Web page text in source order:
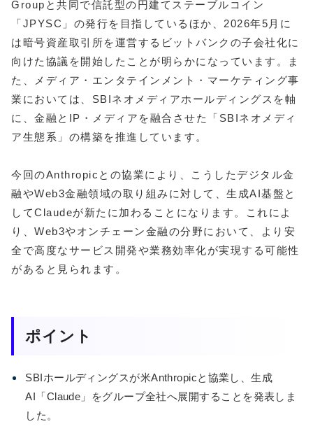
Groupと共同で信託型の円建てステーブルコイン
「JPYSC」の発行を目指しているほか、2026年5月に
は暗号資産取引所を運営するビットバンクの子会社化に
向けた協議を開始したことが明らかになっています。ま
た、メディア・エンタテインメント・マーケティング事
業においては、SBIネオメディアホールディングスを軸
に、金融とIP・メディアを融合させた「SBIネオメディ
ア生態系」の構築を推進しています。
今回のAnthropicとの協業により、こうしたデジタル金
融やWeb3金融領域の取り組みに対して、生成AI基盤と
してClaudeが新たに加わることになります。これによ
り、Web3やオンチェーン金融の分野において、より安
全で高度なサービス開発や業務効率化が実現する可能性
があると見られます。
ポイント
SBIホールディングスが米Anthropicと協業し、生成
AI「Claude」をグループ全社へ展開することを発表しま
した。